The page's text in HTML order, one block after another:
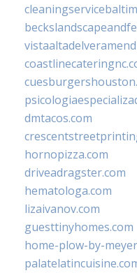
dmtacos.com
hornopizza.com
driveadragster.com
hematologa.com
lizaivanov.com
guesttinyhomes.com
home-plow-by-